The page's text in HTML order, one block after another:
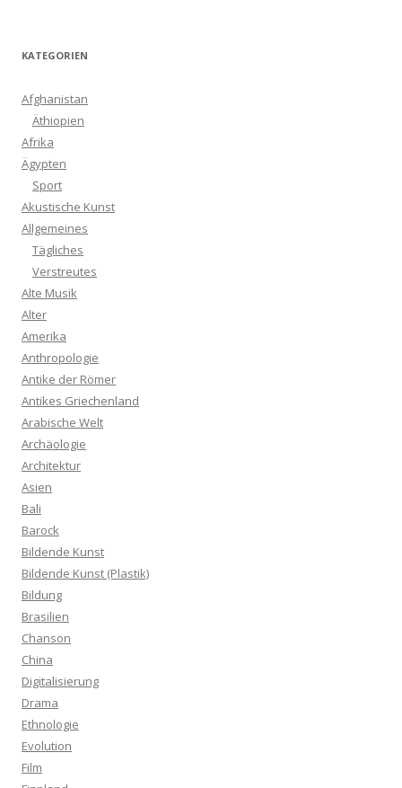
KATEGORIEN
Afghanistan
Äthiopien
Afrika
Ägypten
Sport
Akustische Kunst
Allgemeines
Tägliches
Verstreutes
Alte Musik
Alter
Amerika
Anthropologie
Antike der Römer
Antikes Griechenland
Arabische Welt
Archäologie
Architektur
Asien
Bali
Barock
Bildende Kunst
Bildende Kunst (Plastik)
Bildung
Brasilien
Chanson
China
Digitalisierung
Drama
Ethnologie
Evolution
Film